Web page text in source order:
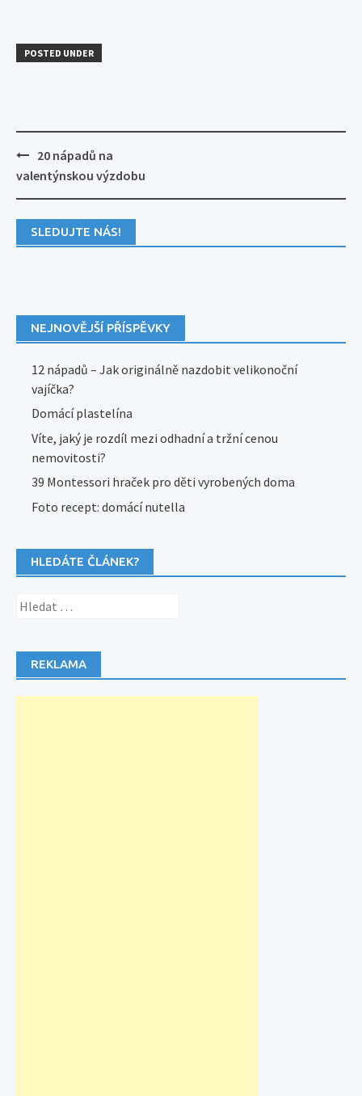
POSTED UNDER
Post
navigation
20 nápadů na
valentýnskou výzdobu
SLEDUJTE NÁS!
NEJNOVĚJŠÍ PŘÍSPĚVKY
12 nápadů – Jak originálně nazdobit velikonoční
vajíčka?
Domácí plastelína
Víte, jaký je rozdíl mezi odhadní a tržní cenou
nemovitosti?
39 Montessori hraček pro děti vyrobených doma
Foto recept: domácí nutella
HLEDÁTE ČLÁNEK?
Vyhledávání
REKLAMA